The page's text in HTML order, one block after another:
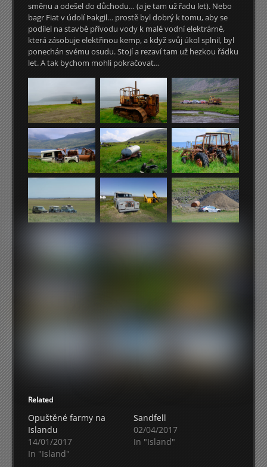
směnu a odešel do důchodu… (a je tam už řadu let). Nebo
bagr Fiat v údolí Þakgil… prostě byl dobrý k tomu, aby se
podílel na stavbě přívodu vody k malé vodní elektrárně,
která zásobuje elektřinou kemp, a když svůj úkol splnil, byl
ponechán svému osudu. Stojí a rezaví tam už hezkou řádku
let. A tak bychom mohli pokračovat…
Related
Opuštěné farmy na
Islandu
14/01/2017
In "Island"
Sandfell
02/04/2017
In "Island"